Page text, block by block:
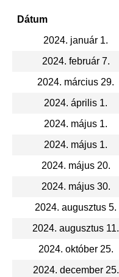
Dátum
2024. január 1.
2024. február 7.
2024. március 29.
2024. április 1.
2024. május 1.
2024. május 1.
2024. május 20.
2024. május 30.
2024. augusztus 5.
2024. augusztus 11.
2024. október 25.
2024. december 25.